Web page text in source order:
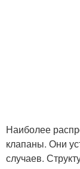
Наиболее
клапаны. Они
случаев.